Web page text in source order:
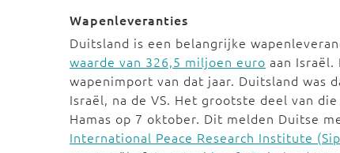
Wapenleveranties
Duitsland is een belangrijke
waarde van 326,5 miljoen euro aan Israël.
wapenimport van dat jaar. Duitsland was
Israël, na de VS. Het grootste deel van
Hamas op 7 oktober. Dit melden Duitse
International Peace Research Institute